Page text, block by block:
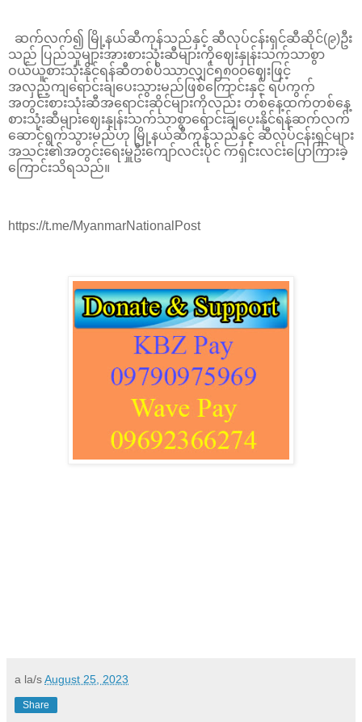
ဆက်လက်၍ မြို့နယ်ဆီကုန်သည်နှင့် ဆီလုပ်ငန်းရှင်ဆီဆိုင်(၉)ဦး
သည် ပြည်သူများအားစားသုံးဆီများကိုဈေးနှုန်းသက်သာစွာ
ဝယ်ယူစားသုံးနိုင်ရန်ဆီတစ်ပိဿာလျှင်၅၈၀၀ဈေးဖြင့်
အလှည့်ကျရောင်းချပေးသွားမည်ဖြစ်‌ကြောင်းနှင့် ရပ်ကွက်
အတွင်းစားသုံးဆီအ‌ရောင်းဆိုင်များကိုလည်း တစ်နေ့ထက်တစ်နေ့
စားသုံးဆီများဈေးနှုန်းသက်သာစွာရောင်းချပေးနိုင်ရန်ဆက်လက်
ဆောင်ရွက်သွားမည်ဟု မြို့နယ်ဆီကုန်သည်နှင့် ဆီလုပ်ငန်းရှင်များ
အသင်း၏အတွင်းရေးမှူဦးကျော်လင်းပိုင် ကရှင်းလင်းပြောကြားခဲ့
ကြောင်းသိရသည်။
https://t.me/MyanmarNationalPost
a la/sAugust 25, 2023
Share